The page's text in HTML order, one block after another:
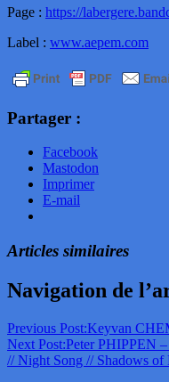
Page : https://
Label : www.aepem.com
Partager :
Facebook
Mastodon
Imprimer
E-mail
Articles similaires
Navigation de
Previous Post:Keyvan
Next Post:Peter PHIPPEN
// Night Song // Shadows of